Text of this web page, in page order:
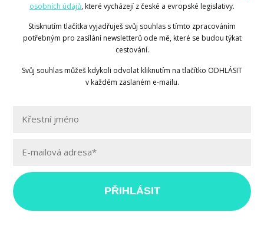
osobních údajů, které vycházejí z české a evropské legislativy.
Stisknutím tlačítka vyjadřuješ svůj souhlas s tímto zpracováním
potřebným pro zasílání newsletterů ode mě, které se budou týkat
cestování.
Svůj souhlas můžeš kdykoli odvolat kliknutím na tlačítko ODHLÁSIT
v každém zaslaném e-mailu.
PŘIHLÁSIT